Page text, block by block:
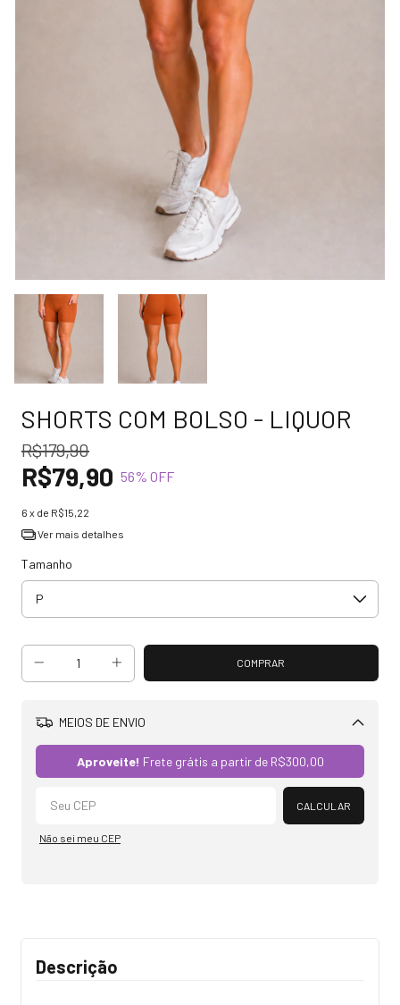
SHORTS COM BOLSO - LIQUOR
R$179,90
R$79,90 56% OFF
6 x de R$15,22
Ver mais detalhes
Tamanho
MEIOS DE ENVIO
Aproveite! Frete grátis a partir de R$300,00
CALCULAR
Não sei meu CEP
Descrição